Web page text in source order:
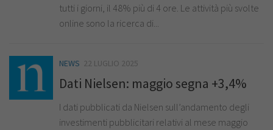
tutti i giorni, il 48% più di 4 ore. Le attività più svolte
online sono la ricerca di...
NEWS 22 LUGLIO 2025
Dati Nielsen: maggio segna +3,4%
I dati pubblicati da Nielsen sull’andamento degli
investimenti pubblicitari relativi al mese maggio